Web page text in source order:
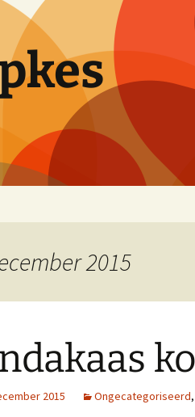
2015
2015 Ongecategoriseerd,